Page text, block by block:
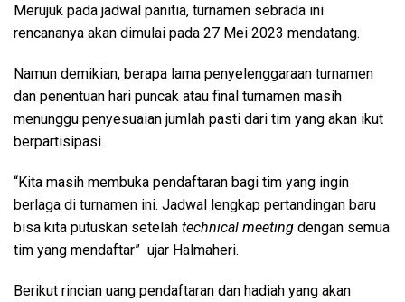
Merujuk pada jadwal panitia, turnamen sebrada ini
rencananya akan dimulai pada 27 Mei 2023 mendatang.
Namun demikian, berapa lama penyelenggaraan turnamen
dan penentuan hari puncak atau final turnamen masih
menunggu penyesuaian jumlah pasti dari tim yang akan ikut
berpartisipasi.
“Kita masih membuka pendaftaran bagi tim yang ingin
berlaga di turnamen ini. Jadwal lengkap pertandingan baru
bisa kita putuskan setelah technical meeting dengan semua
tim yang mendaftar” ujar Halmaheri.
Berikut rincian uang pendaftaran dan hadiah yang akan